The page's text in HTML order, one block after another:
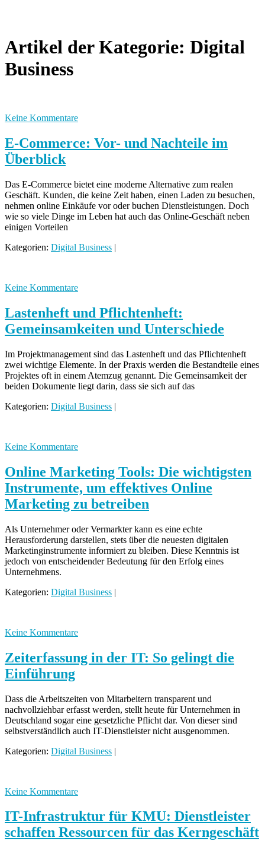
Artikel der Kategorie: Digital
Business
Keine Kommentare
E-Commerce: Vor- und Nachteile im
Überblick
Das E-Commerce bietet eine moderne Alternative zum realen
Geschäft. Kunden, die keine Zeit haben, einen Laden zu besuchen,
nehmen online Einkäufe vor oder buchen Dienstleistungen. Doch
wie so viele Dinge im Leben hat auch das Online-Geschäft neben
einigen Vorteilen
Kategorien: Digital Business |
Keine Kommentare
Lastenheft und Pflichtenheft:
Gemeinsamkeiten und Unterschiede
Im Projektmanagement sind das Lastenheft und das Pflichtenheft
zwei wichtige Elemente. In der Praxis werden die Bestandteile eines
Projektes oft in einem Atemzug genannt. Die Gemeinsamkeit der
beiden Dokumente liegt darin, dass sie sich auf das
Kategorien: Digital Business |
Keine Kommentare
Online Marketing Tools: Die wichtigsten
Instrumente, um effektives Online
Marketing zu betreiben
Als Unternehmer oder Vermarkter kann es eine echte
Herausforderung darstellen, stets über die neuesten digitalen
Marketinginstrumente informiert zu bleiben. Diese Kenntnis ist
jedoch von entscheidender Bedeutung für den Erfolg eines
Unternehmens.
Kategorien: Digital Business |
Keine Kommentare
Zeiterfassung in der IT: So gelingt die
Einführung
Dass die Arbeitszeiten von Mitarbeitern transparent und
nachvollziehbar erfasst werden, stellt heute für Unternehmen in
Deutschland sogar eine gesetzliche Pflicht dar. Von dieser sind
selbstverständlich auch IT-Dienstleister nicht ausgenommen.
Kategorien: Digital Business |
Keine Kommentare
IT-Infrastruktur für KMU: Dienstleister
schaffen Ressourcen für das Kerngeschäft